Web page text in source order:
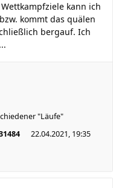
kann ich
kommt das quälen
bergauf. Ich
"Läufe"
22.04.2021, 19:35